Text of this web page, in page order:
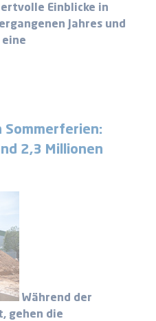
Einblicke in
Jahres und
Sommerferien:
2,3 Millionen
Während der
gehen die